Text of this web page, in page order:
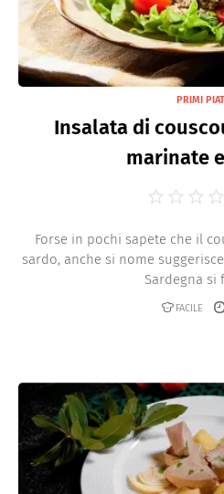
PRIMI
Insalata di
marinate
Forse in pochi sapete che il
sardo, anche si nome
Sardegna si
FACILE